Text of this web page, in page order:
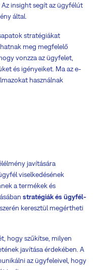
insight segít az ügyfélút
által.
stratégiákat
meg megfelelő
vonzza az ügyfelet,
és igényeiket. Ma az e-
használnak
javítására
viselkedésének
a termékek és
stratégiák és ügyfél-
keresztül megértheti
hogy szűkítse, milyen
javítása érdekében. A
az ügyfeleivel, hogy